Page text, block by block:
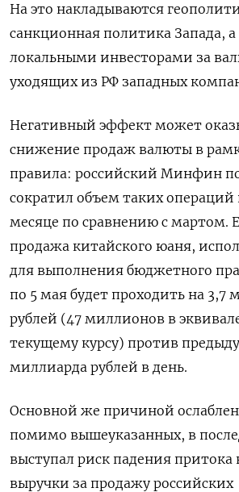
На это накладываются
санкционная политика Запада,
локальными инвесторами за
уходящих из РФ западных
Негативный эффект может
снижение продаж валюты в
правила: российский Минфин
сократил объем таких
месяце по сравнению с мартом.
продажа китайского юаня,
для выполнения бюджетного
по 5 мая будет проходить на 3,7
рублей (47 миллионов в
текущему курсу) против
миллиарда рублей в день.
Основной же причиной
помимо вышеуказанных, в
выступал риск падения
выручки за продажу российских